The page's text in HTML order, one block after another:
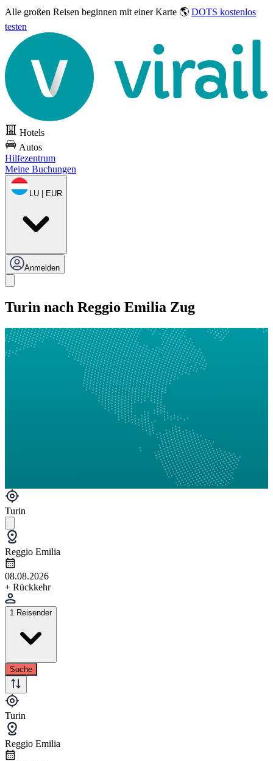
Alle großen Reisen beginnen mit einer Karte 🌎 DOTS kostenlos
testen
Hotels
Autos
Hilfezentrum
Meine Buchungen
LU | EUR
Anmelden
Turin nach Reggio Emilia Zug
Turin
Reggio Emilia
08.08.2026
+ Rückkehr
1 Reisender
Suche
Turin
Reggio Emilia